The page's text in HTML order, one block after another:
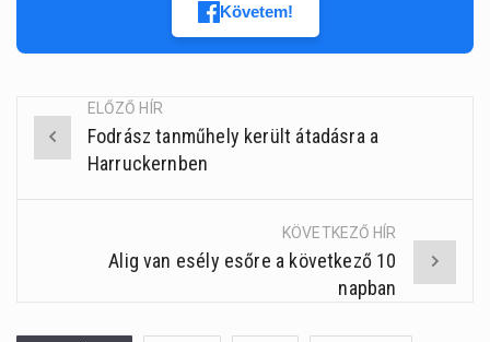
Követem!
Post
navigation
ELŐZŐ HÍR
Fodrász tanműhely került átadásra a
Harruckernben
KÖVETKEZŐ HÍR
Alig van esély esőre a következő 10
napban